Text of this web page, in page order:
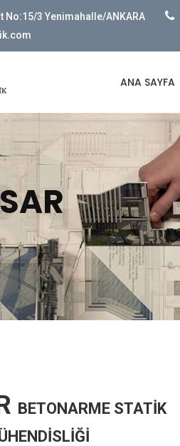
No:15/3 Yenimahalle/ANKARA
ANA SAYFA
BETONARME STATİK